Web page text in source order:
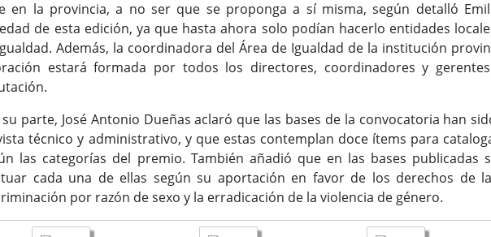
en la provincia, a no ser que se proponga a sí misma, según detalló
de esta edición, ya que hasta ahora solo podían hacerlo entidades
Además, la coordinadora del Área de Igualdad de la institución
estará formada por todos los directores, coordinadores y
parte, José Antonio Dueñas aclaró que las bases de la convocatoria han
técnico y administrativo, y que estas contemplan doce ítems para
las categorías del premio. También añadió que en las bases publicadas
cada una de ellas según su aportación en favor de los derechos de
por razón de sexo y la erradicación de la violencia de género.